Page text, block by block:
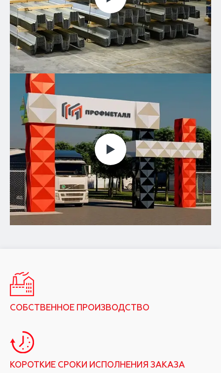
СОБСТВЕННОЕ ПРОИЗВОДСТВО
КОРОТКИЕ СРОКИ ИСПОЛНЕНИЯ ЗАКАЗА